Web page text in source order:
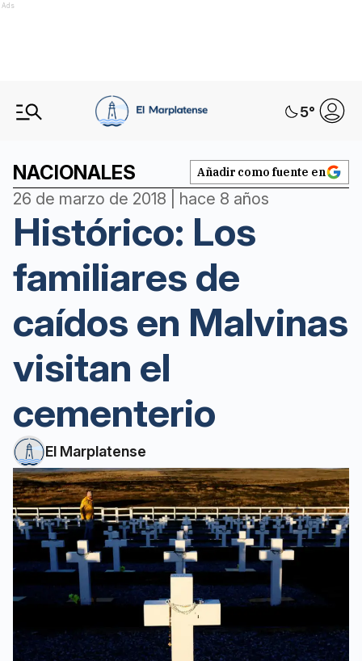
Ads
5°
NACIONALES Añadir como fuente en
26 de marzo de 2018 | hace 8 años
Histórico: Los
familiares de
caídos en Malvinas
visitan el
cementerio
El Marplatense